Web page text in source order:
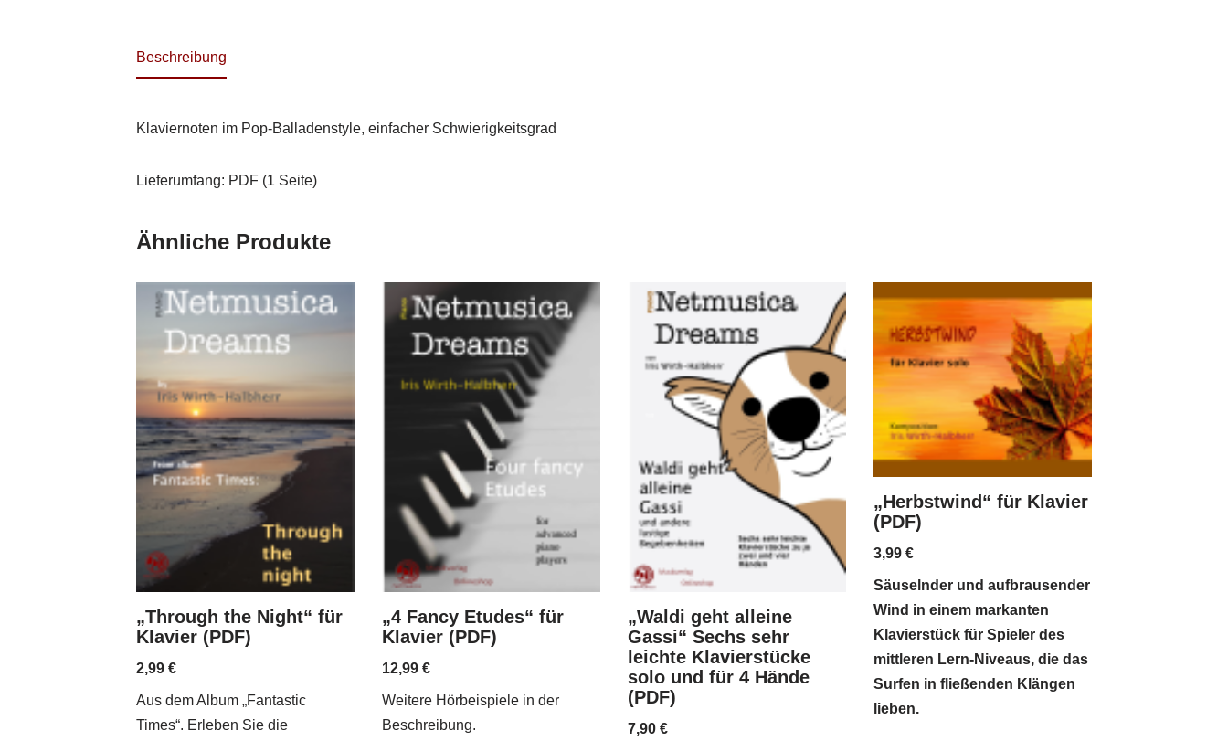
Beschreibung
Klaviernoten im Pop-Balladenstyle, einfacher Schwierigkeitsgrad
Lieferumfang: PDF (1 Seite)
Ähnliche Produkte
„Through the Night“ für
Klavier (PDF)
2,99€
Aus dem Album „Fantastic
Times“. Erleben Sie die
„4 Fancy Etudes“ für
Klavier (PDF)
12,99€
Weitere Hörbeispiele in der
Beschreibung.
„Waldi geht alleine
Gassi“ Sechs sehr
leichte Klavierstücke
solo und für 4 Hände
(PDF)
7,90 €
„Herbstwind“ für Klavier
(PDF)
3,99 €
Säuselnder und aufbrausender
Wind in einem markanten
Klavierstück für Spieler des
mittleren Lern-Niveaus, die das
Surfen in fließenden Klängen
lieben.